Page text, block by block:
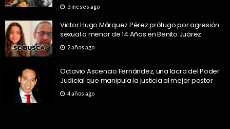
3 meses ago
Victor Hugo Márquez Pérez prófugo por agresión
sexual a menor de 14 Años en Benito Juárez
2 años ago
Octavio Ascencio Fernández, una lacra del Poder
Judicial que manipula la justicia al mejor postor
4 años ago